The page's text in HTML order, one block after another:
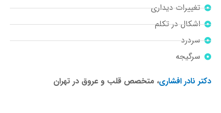
تغییرات دیداری
اشکال در تکلم
سردرد
سرگیجه
دکتر نادر افشاری، متخصص قلب و عروق در تهران